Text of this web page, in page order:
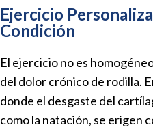
Ejercicio
Condición
El ejercicio no es
del dolor crónico de rodilla.
donde el desgaste del
como la natación, se erigen